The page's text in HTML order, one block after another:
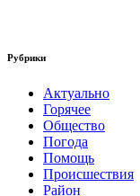
Рубрики
Актуально
Горячее
Общество
Погода
Помощь
Происшествия
Район